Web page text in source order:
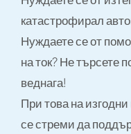
катастрофирал
Нуждаете се от
на ток? Не търсете
веднага!
При това на
се стреми да